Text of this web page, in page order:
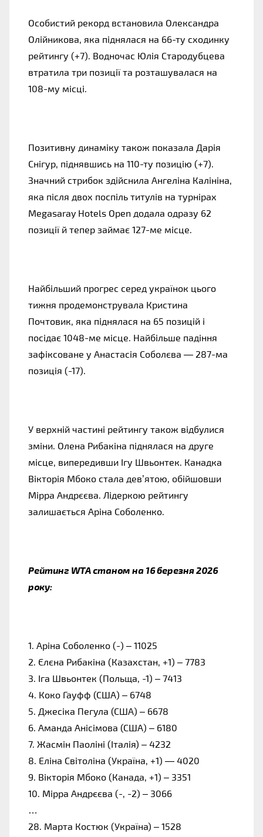
Особистий рекорд встановила Олександра
Олійникова, яка піднялася на 66-ту сходинку
рейтингу (+7). Водночас Юлія Стародубцева
втратила три позиції та розташувалася на
108-му місці.
Позитивну динаміку також показала Дарія
Снігур, піднявшись на 110-ту позицію (+7).
Значний стрибок здійснила Ангеліна Калініна,
яка після двох поспіль титулів на турнірах
Megasaray Hotels Open додала одразу 62
позиції й тепер займає 127-ме місце.
Найбільший прогрес серед українок цього
тижня продемонструвала Кристина
Почтовик, яка піднялася на 65 позицій і
посідає 1048-ме місце. Найбільше падіння
зафіксоване у Анастасія Соболєва — 287-ма
позиція (-17).
У верхній частині рейтингу також відбулися
зміни. Олена Рибакіна піднялася на друге
місце, випередивши Ігу Швьонтек. Канадка
Вікторія Мбоко стала дев’ятою, обійшовши
Мірра Андрєєва. Лідеркою рейтингу
залишається Аріна Соболенко.
Рейтинг WTA станом на 16 березня 2026
року:
1. Аріна Соболенко (-) – 11025
2. Єлєна Рибакіна (Казахстан, +1) – 7783
3. Іга Швьонтек (Польща, -1) – 7413
4. Коко Гауфф (США) – 6748
5. Джесіка Пегула (США) – 6678
6. Аманда Анісімова (США) – 6180
7. Жасмін Паоліні (Італія) – 4232
8. Еліна Світоліна (Україна, +1) — 4020
9. Вікторія Мбоко (Канада, +1) – 3351
10. Мірра Андрєєва (-, -2) – 3066
…
28. Марта Костюк (Україна) – 1528